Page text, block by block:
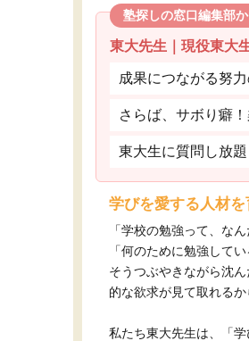
塾探しの窓口編集部
東大先生｜現役東大
成果につながる努
さらば、サボり癖
東大生に質問し放
学びを愛する人材
「学校の勉強って、な
「何のために勉強して
そうつぶやきながら沈
的な欲求が見て取れるか
私たち東大先生は、「学